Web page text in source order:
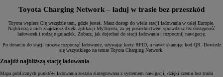
Toyota Charging Network – ładuj w trasie bez przeszkód
Toyota wspiera Cię wszędzie tam, gdzie jesteś. Masz dostęp do wielu stacji ładowania w całej Europie.
Najbliższą z nich znajdziesz dzięki aplikacji MyToyota, za jej pośrednictwem sprawdzisz też dostępność
ładowarek i rodzaje gniazdek. Zobacz, jak dojechać do stacji ładowania i rozpocznij nawigację.
Po dotarciu do stacji możesz rozpocząć ładowanie, używając karty RFID, a nawet skanując kod QR. Dowiedz
się wszystkiego na temat Toyota Charging Network.
Znajdź najbliższą stację ładowania
Mapa publicznych punktów ładowania została zintegrowana z systemem nawigacji, dzięki czemu bez trudu